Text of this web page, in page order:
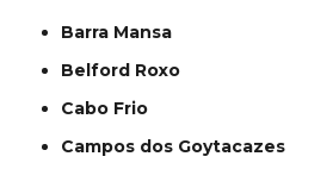
Barra Mansa
Belford Roxo
Cabo Frio
Campos dos Goytacazes